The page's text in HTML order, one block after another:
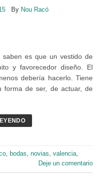
By Nou Racó
es que un vestido de
y favorecedor diseño. El
debería hacerlo. Tiene
de ser, de actuar, de
, bodas, novias, valencia,
Deje un comentario